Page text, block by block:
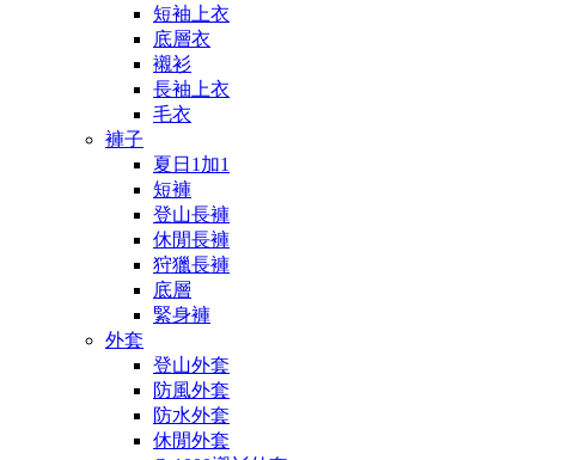
短袖上衣
底層衣
襯衫
長袖上衣
毛衣
褲子
夏日1加1
短褲
登山長褲
休閒長褲
狩獵長褲
底層
緊身褲
外套
登山外套
防風外套
防水外套
休閒外套